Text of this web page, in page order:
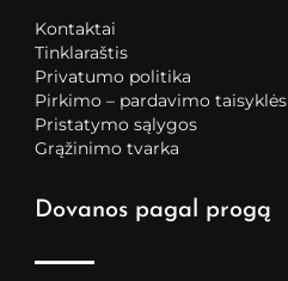
Kontaktai
Tinklaraštis
Privatumo politika
Pirkimo – pardavimo taisyklės
Pristatymo sąlygos
Grąžinimo tvarka
Dovanos pagal progą